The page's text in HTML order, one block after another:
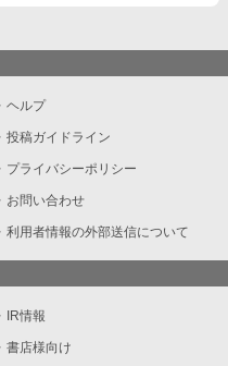
ヘルプ
投稿ガイドライン
プライバシーポリシー
お問い合わせ
利用者情報の外部送信について
IR情報
書店様向け